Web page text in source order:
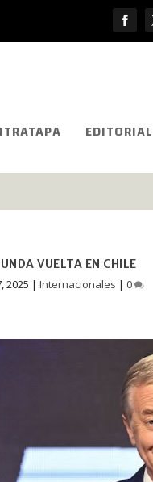
EDITORIAL
VUELTA EN CHILE
2025 | Internacionales | 0